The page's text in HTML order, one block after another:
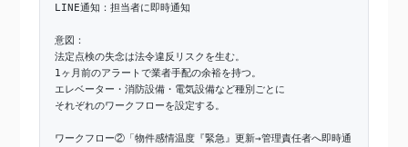
LINE通知：担当者に即時通知
意図：
法定点検の失念は法令違反リスクを生む。
1ヶ月前のアラートで業者手配の余裕を持つ。
エレベーター・消防設備・電気設備など種別ごとに
それぞれのワークフローを設定する。
ワークフロー②「物件感情温度『緊急』更新→管理責任者へ即時通